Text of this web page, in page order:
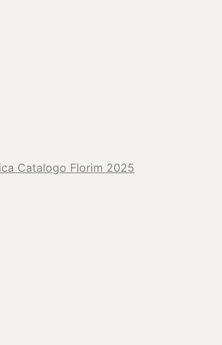
Catalogo Florim 2025